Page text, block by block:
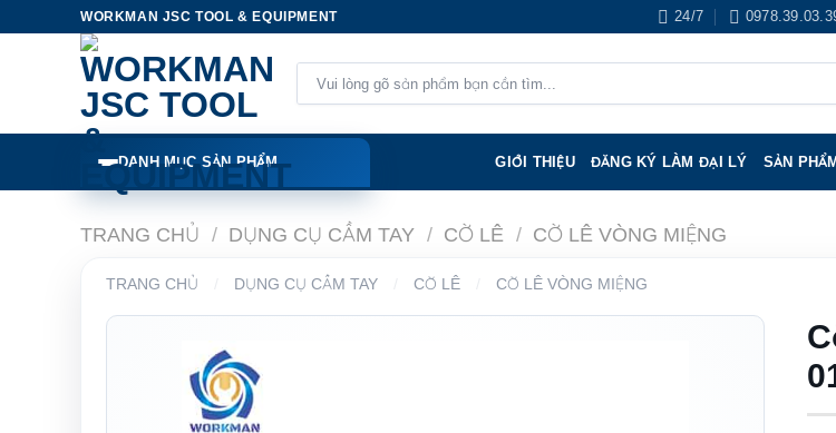
WORKMAN JSC TOOL & EQUIPMENT 24/7
kiếm:
DANH MỤC SẢN PHẨM GIỚI THIỆU ĐĂNG KÝ LÀM ĐẠI LÝ SẢN PHẨM
TRANG CHỦ / DỤNG CỤ CẦM TAY / CỜ LÊ / CỜ LÊ VÒNG MIỆNG
TRANG CHỦ DỤNG CỤ CẦM TAY CỜ LÊ CỜ LÊ VÒNG MIỆNG